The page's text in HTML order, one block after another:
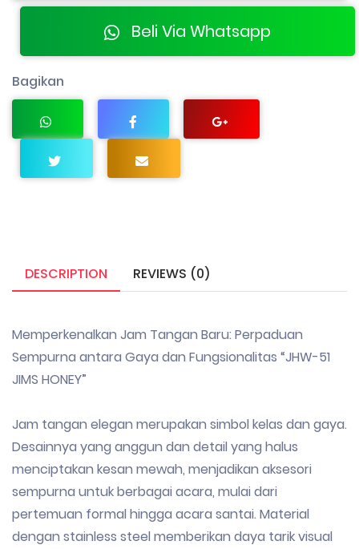
Beli Via Whatsapp
Bagikan
DESCRIPTION REVIEWS (0)
Memperkenalkan Jam Tangan Baru: Perpaduan
Sempurna antara Gaya dan Fungsionalitas “JHW-51
JIMS HONEY”
Jam tangan elegan merupakan simbol kelas dan gaya.
Desainnya yang anggun dan detail yang halus
menciptakan kesan mewah, menjadikan aksesori
sempurna untuk berbagai acara, mulai dari
pertemuan formal hingga acara santai. Material
dengan stainless steel memberikan daya tarik visual